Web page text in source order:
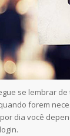
se lembrar
forem
dia você